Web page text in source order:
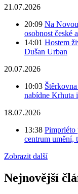
21.07.2026
20:09 Na
osobnost české
14:01 Hostem
Dušan Urban
20.07.2026
10:03
nabídne Krhuta
18.07.2026
13:38 Pimprléto
centrum umění,
Zobrazit další
Nejnovější